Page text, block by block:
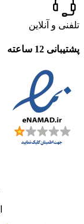
تلفنی و آنلاین
پشتیبانی 12 ساعته